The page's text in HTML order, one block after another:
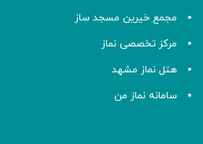
مجمع خیرین مسجد ساز
مرکز تخصصی نماز
هتل نماز مشهد
سامانه نماز من